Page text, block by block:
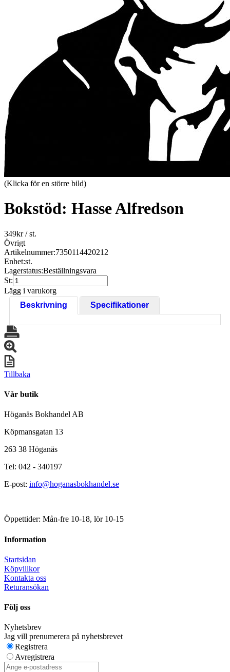
(Klicka för en större bild)
Bokstöd: Hasse Alfredson
349kr/ st.
Övrigt
Artikelnummer:7350114420212
Enhet:st.
Lagerstatus:Beställningsvara
St:
Lägg i varukorg
Beskrivning
Specifikationer
Tillbaka
Vår butik
Höganäs Bokhandel AB
Köpmansgatan 13
263 38 Höganäs
Tel: 042 - 340197
E-post: info@hoganasbokhandel.se
Öppettider: Mån-fre 10-18, lör 10-15
Information
Startsidan
Köpvillkor
Kontakta oss
Returansökan
Följ oss
Nyhetsbrev
Jag vill prenumerera på nyhetsbrevet
Registrera
Avregistrera